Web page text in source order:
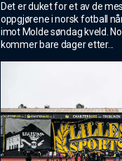
Det er duket for et av de
oppgjørene i norsk fotball
imot Molde søndag kveld.
kommer bare dager etter...